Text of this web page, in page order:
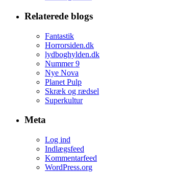
Relaterede blogs
Fantastik
Horrorsiden.dk
lydboghylden.dk
Nummer 9
Nye Nova
Planet Pulp
Skræk og rædsel
Superkultur
Meta
Log ind
Indlægsfeed
Kommentarfeed
WordPress.org